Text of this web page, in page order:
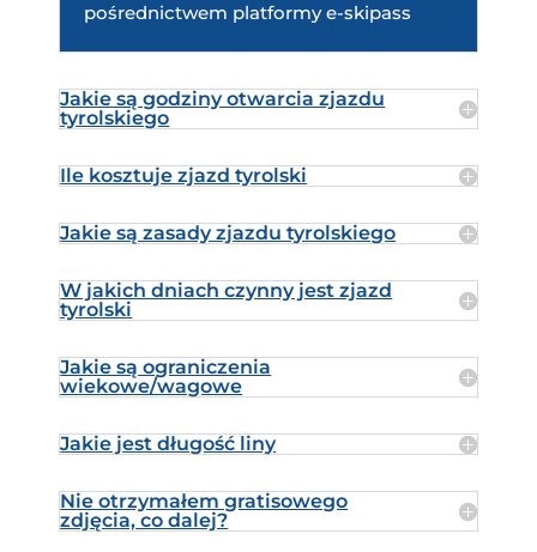
pośrednictwem platformy e-skipass
Jakie są godziny otwarcia zjazdu
tyrolskiego
Ile kosztuje zjazd tyrolski
Jakie są zasady zjazdu tyrolskiego
W jakich dniach czynny jest zjazd
tyrolski
Jakie są ograniczenia
wiekowe/wagowe
Jakie jest długość liny
Nie otrzymałem gratisowego
zdjęcia, co dalej?